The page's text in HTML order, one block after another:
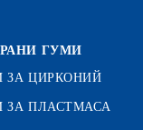
ГУМИ
ЗА ЦИРКОНИЙ
ЗА ПЛАСТМАСА